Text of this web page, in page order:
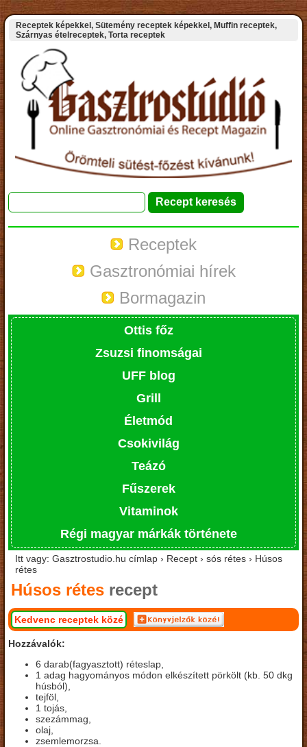
Receptek képekkel, Sütemény receptek képekkel, Muffin receptek,
Szárnyas ételreceptek, Torta receptek
Receptek
Gasztronómiai hírek
Bormagazin
Ottis főz
Zsuzsi finomságai
UFF blog
Grill
Életmód
Csokivilág
Teázó
Fűszerek
Vitaminok
Régi magyar márkák története
Itt vagy: Gasztrostudio.hu címlap › Recept › sós rétes › Húsos
rétes
Húsos rétes recept
Kedvenc receptek közé
Hozzávalók:
6 darab(fagyasztott) réteslap,
1 adag hagyományos módon elkészített pörkölt (kb. 50 dkg
húsból),
tejföl,
1 tojás,
szezámmag,
olaj,
zsemlemorzsa.